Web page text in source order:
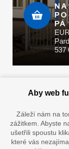
537
Aby web
Záleží nám na
zážitkem. Abyste
ušetřili spoustu
které vás